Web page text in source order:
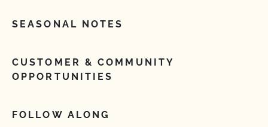
SEASONAL NOTES
CUSTOMER & COMMUNITY
OPPORTUNITIES
FOLLOW ALONG